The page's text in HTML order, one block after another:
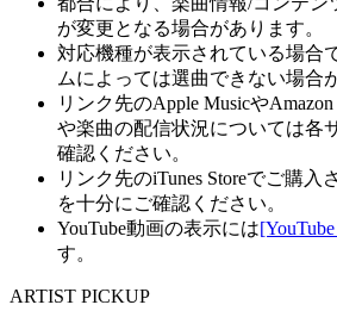
が変更となる場合があります。
対応機種が表示されている場合
ムによっては選曲できない場合
リンク先のApple Musicや
や楽曲の配信状況については各
確認ください。
リンク先のiTunes Storeでご購入
を十分にご確認ください。
YouTube動画の表示には
す。
ARTIST PICKUP